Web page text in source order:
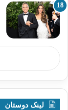
لینک دوستان